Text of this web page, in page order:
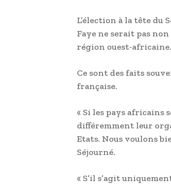
L’élection à la tête du
Faye ne serait pas
région ouest-africaine.
Ce sont des faits
française.
« Si les pays africains
différemment leur
Etats. Nous voulons
Séjourné.
« S’il s’agit